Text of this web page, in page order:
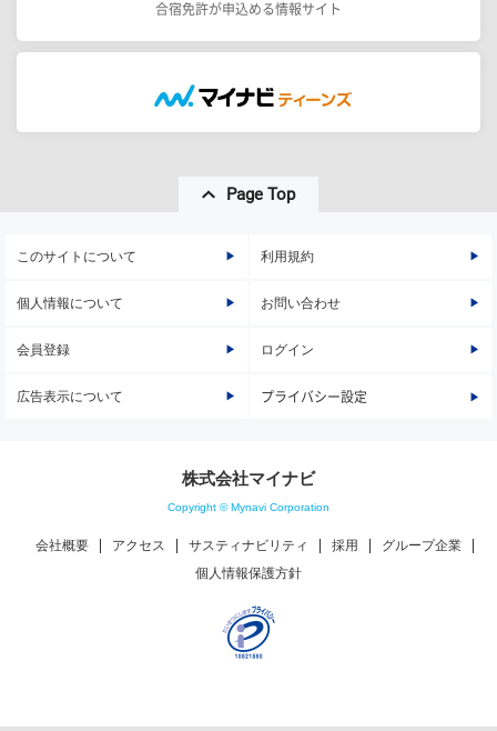
合宿免許が申込める情報サイト
Page Top
このサイトについて 利用規約
個人情報について お問い合わせ
会員登録 ログイン
広告表示について プライバシー設定
株式会社マイナビ
Copyright © Mynavi Corporation
会社概要 アクセス サスティナビリティ 採用
グループ企業
個人情報保護方針